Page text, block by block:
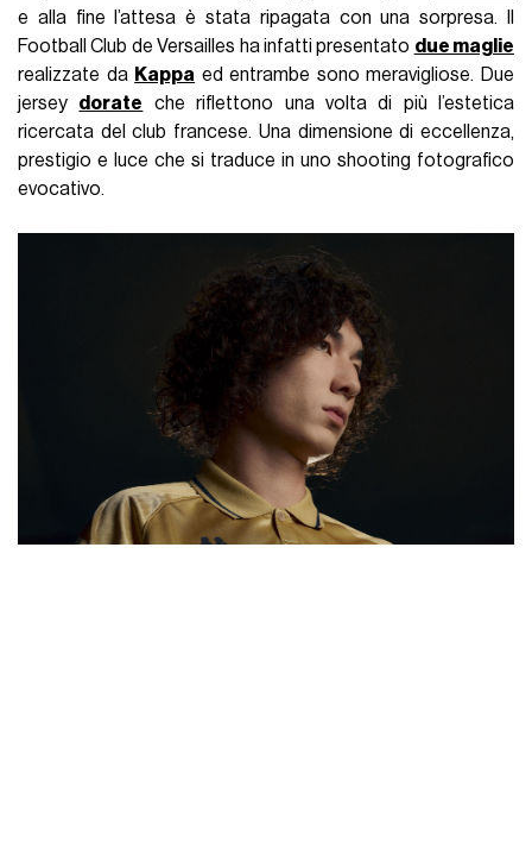
e alla fine l’attesa è stata ripagata con una sorpresa. Il
Football Club de Versailles ha infatti presentato due maglie
realizzate da Kappa ed entrambe sono meravigliose. Due
jersey dorate che riflettono una volta di più l’estetica
ricercata del club francese. Una dimensione di eccellenza,
prestigio e luce che si traduce in uno shooting fotografico
evocativo.